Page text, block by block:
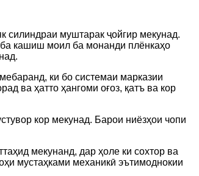
силиндраи муштарак ҷойгир мекунад.
ба кашиш моил ба монанди плёнкаҳо
ки бо системаи марказии
ва ҳатто ҳангоми оғоз, қатъ ва кор
кор мекунад. Барои ниёзҳои чопи
мекунанд, дар ҳоле ки сохтор ва
мустаҳками механикӣ эътимоднокии